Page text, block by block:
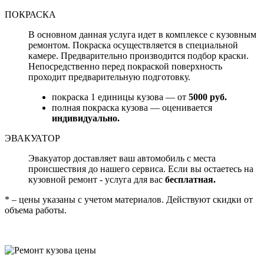
ПОКРАСКА
В основном данная услуга идет в комплексе с кузовным
ремонтом. Покраска осуществляется в специальной
камере. Предварительно производится подбор краски.
Непосредственно перед покраской поверхность
проходит предварительную подготовку.
покраска 1 единицы кузова — от 5000 руб.
полная покраска кузова — оценивается
индивидуально.
ЭВАКУАТОР
Эвакуатор доставляет ваш автомобиль с места
происшествия до нашего сервиса. Если вы остаетесь на
кузовной ремонт - услуга для вас бесплатная.
* – цены указаны с учетом материалов. Действуют скидки от
объема работы.